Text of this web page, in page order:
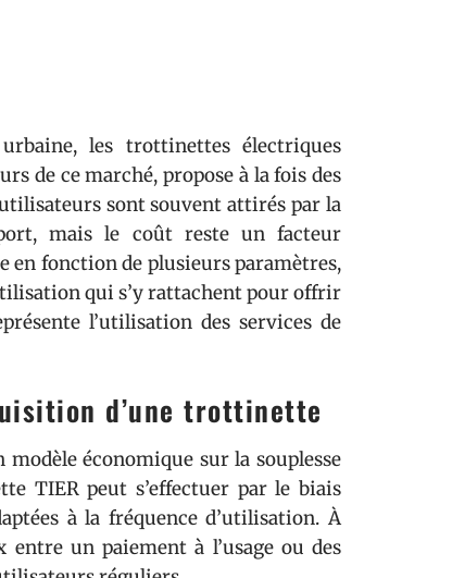
les trottinettes électriques
de ce marché, propose à la fois des
sont souvent attirés par la
mais le coût reste un facteur
fonction de plusieurs paramètres,
qui s’y rattachent pour offrir
l’utilisation des services de
d’une trottinette
économique sur la souplesse
TIER peut s’effectuer par le biais
à la fréquence d’utilisation. À
un paiement à l’usage ou des